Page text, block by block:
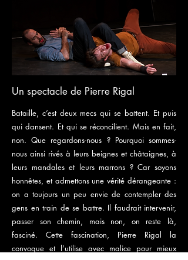
Un spectacle de Pierre Rigal
Bataille, c’est deux mecs qui se battent. Et puis
qui dansent. Et qui se réconcilient. Mais en fait,
non. Que regardons-nous ? Pourquoi sommes-
nous ainsi rivés à leurs beignes et châtaignes, à
leurs mandales et leurs marrons ? Car soyons
honnêtes, et admettons une vérité dérangeante :
on a toujours un peu envie de contempler des
gens en train de se battre. Il faudrait intervenir,
passer son chemin, mais non, on reste là,
fasciné. Cette fascination, Pierre Rigal la
convoque et l’utilise avec malice pour mieux